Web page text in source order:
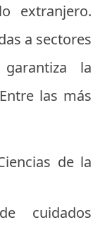
extranjero.
a sectores
la
las más
de la
cuidados